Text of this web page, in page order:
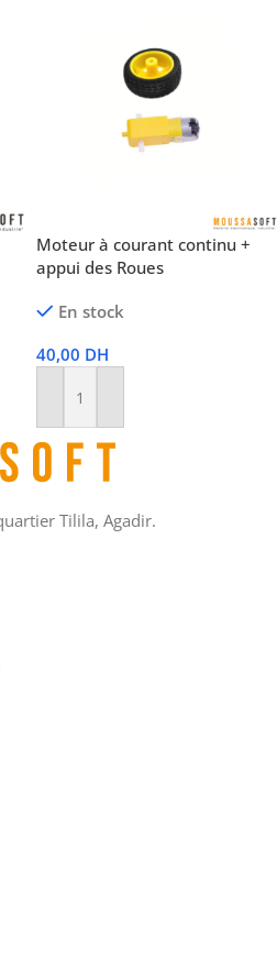
Moteur à courant continu +
appui des Roues
En stock
40,00 DH
Ajouter Au Panier
Tilila, Agadir.